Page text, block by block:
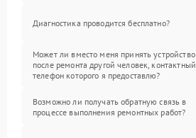
Диагностика проводится бесплатно?
Может ли вместо меня принять устройство
после ремонта другой человек, контактный
телефон которого я предоставлю?
Возможно ли получать обратную связь в
процессе выполнения ремонтных работ?